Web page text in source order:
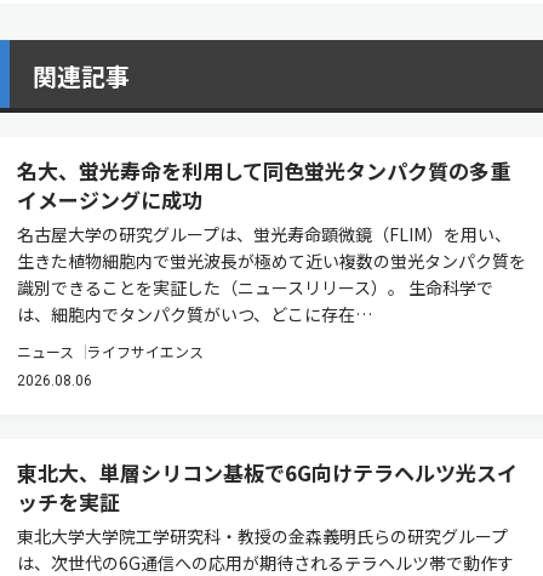
関連記事
名大、蛍光寿命を利用して同色蛍光タンパク質の多重
イメージングに成功
名古屋大学の研究グループは、蛍光寿命顕微鏡（FLIM）を用い、
生きた植物細胞内で蛍光波長が極めて近い複数の蛍光タンパク質を
識別できることを実証した（ニュースリリース）。 生命科学で
は、細胞内でタンパク質がいつ、どこに存在…
ニュース ライフサイエンス
2026.08.06
東北大、単層シリコン基板で6G向けテラヘルツ光スイ
ッチを実証
東北大学大学院工学研究科・教授の金森義明氏らの研究グループ
は、次世代の6G通信への応用が期待されるテラヘルツ帯で動作す